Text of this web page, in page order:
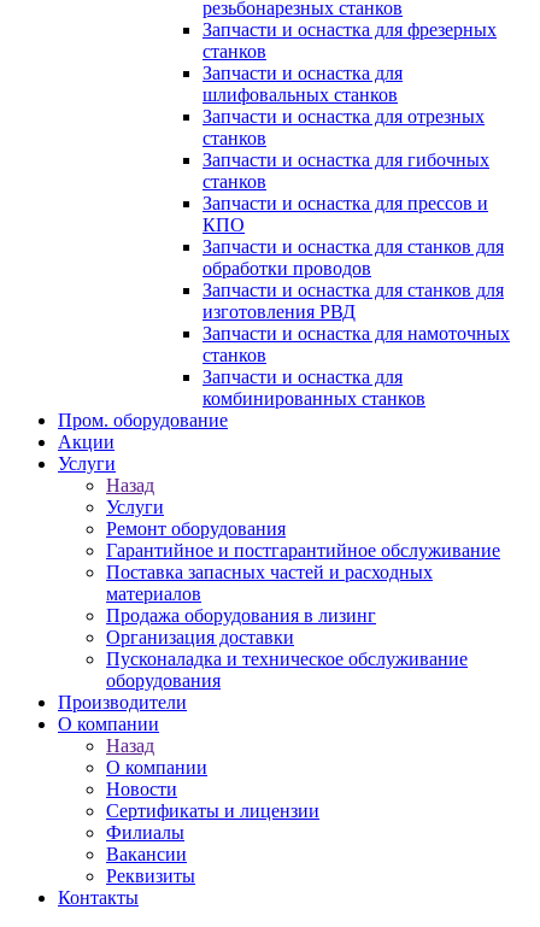
резьбонарезных станков
Запчасти и оснастка для фрезерных
станков
Запчасти и оснастка для
шлифовальных станков
Запчасти и оснастка для отрезных
станков
Запчасти и оснастка для гибочных
станков
Запчасти и оснастка для прессов и
КПО
Запчасти и оснастка для станков для
обработки проводов
Запчасти и оснастка для станков для
изготовления РВД
Запчасти и оснастка для намоточных
станков
Запчасти и оснастка для
комбинированных станков
Пром. оборудование
Акции
Услуги
Назад
Услуги
Ремонт оборудования
Гарантийное и постгарантийное обслуживание
Поставка запасных частей и расходных
материалов
Продажа оборудования в лизинг
Организация доставки
Пусконаладка и техническое обслуживание
оборудования
Производители
О компании
Назад
О компании
Новости
Сертификаты и лицензии
Филиалы
Вакансии
Реквизиты
Контакты